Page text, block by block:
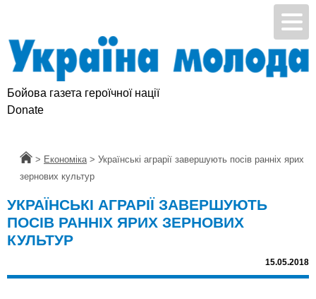
Бойова газета героїчної нації
Donate
Головна
> Економіка > Українські аграрії завершують посів ранніх ярих
зернових культур
УКРАЇНСЬКІ АГРАРІЇ ЗАВЕРШУЮТЬ
ПОСІВ РАННІХ ЯРИХ ЗЕРНОВИХ
КУЛЬТУР
15.05.2018